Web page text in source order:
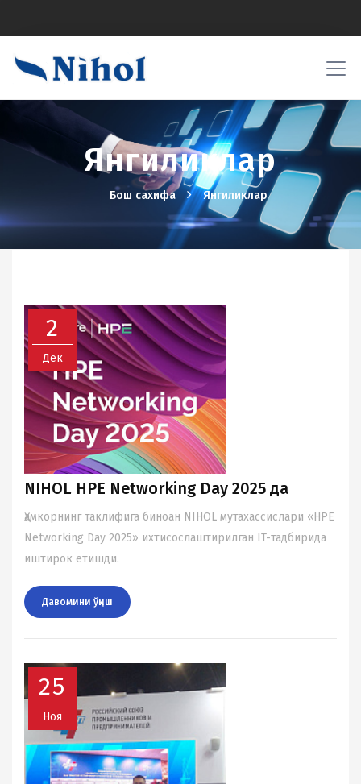
Янгиликлар
Бош сахифа Янгиликлар
2
Дек
NIHOL HPE Networking Day 2025 да
Ҳамкорнинг таклифига биноан NIHOL мутахассислари «HPE
Networking Day 2025» ихтисослаштирилган IT-тадбирида
иштирок етишди.
Давомини ўқиш
25
Ноя